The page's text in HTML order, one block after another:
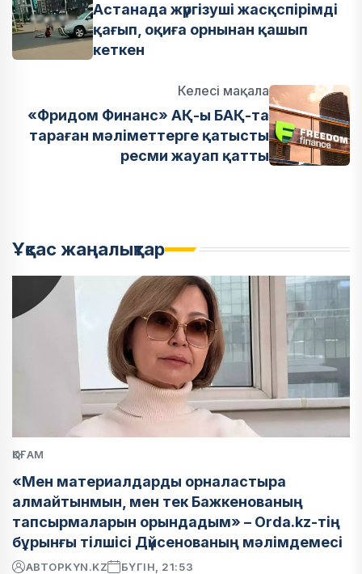
Астанада жүргізуші жасқспірімді
қағып, оқиға орнынан қашып
кеткен
Келесі мақала
«Фридом Финанс» АҚ-ы БАҚ-та
тараған мәліметтерге қатысты
ресми жауап қатты
Ұқсас жаңалықтар
ҚОҒАМ
«Мен материалдарды орналастыра
алмайтынмын, мен тек Бажкенованың
тапсырмаларын орындадым» – Orda.kz-тің
бұрынғы тілшісі Дүйсенованың мәлімдемесі
АВТОРKYN.KZ БҮГІН, 21:53